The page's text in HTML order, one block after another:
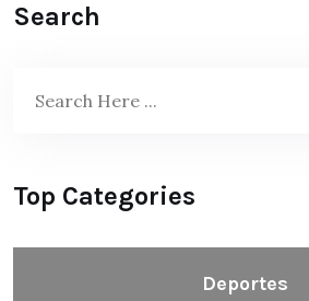
Search
Top Categories
Deportes